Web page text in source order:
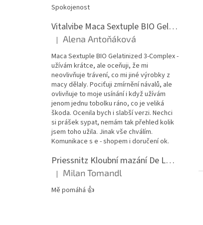
Spokojenost
Vitalvibe Maca Sextuple BIO Gelatinized 3-Complex, 60 kapslí
Hodnocení produktu je 5 z 5 hvězdiček.
| Alena Antoňáková
Maca Sextuple BIO Gelatinized 3-Complex -
užívám krátce, ale oceňuji, že mi
neovlivňuje trávení, co mi jiné výrobky z
macy dělaly. Pociťuji zmírnění návalů, ale
ovlivňuje to moje usínání i když užívám
jenom jednu tobolku ráno, co je veliká
škoda. Ocenila bych i slabší verzi. Nechci
si prášek sypat, nemám tak přehled kolik
jsem toho užila. Jinak vše chválím.
Komunikace s e - shopem i doručení ok.
Priessnitz Kloubní mazání De Luxe, 200ml
Hodnocení produktu je 5 z 5 hvězdiček.
| Milan Tomandl
Mě pomáhá 👍